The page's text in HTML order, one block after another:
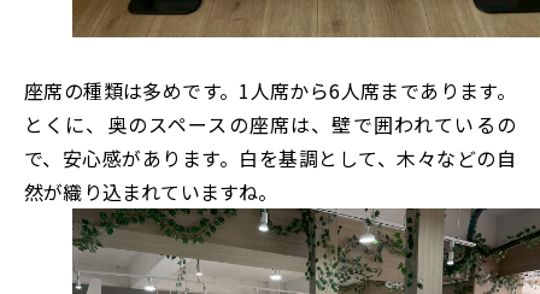
座席の種類は多めです。1人席から6人席まであります。
とくに、奥のスペースの座席は、壁で囲われているの
で、安心感があります。白を基調として、木々などの自
然が織り込まれていますね。